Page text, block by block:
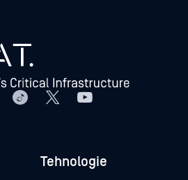
Tehnologie